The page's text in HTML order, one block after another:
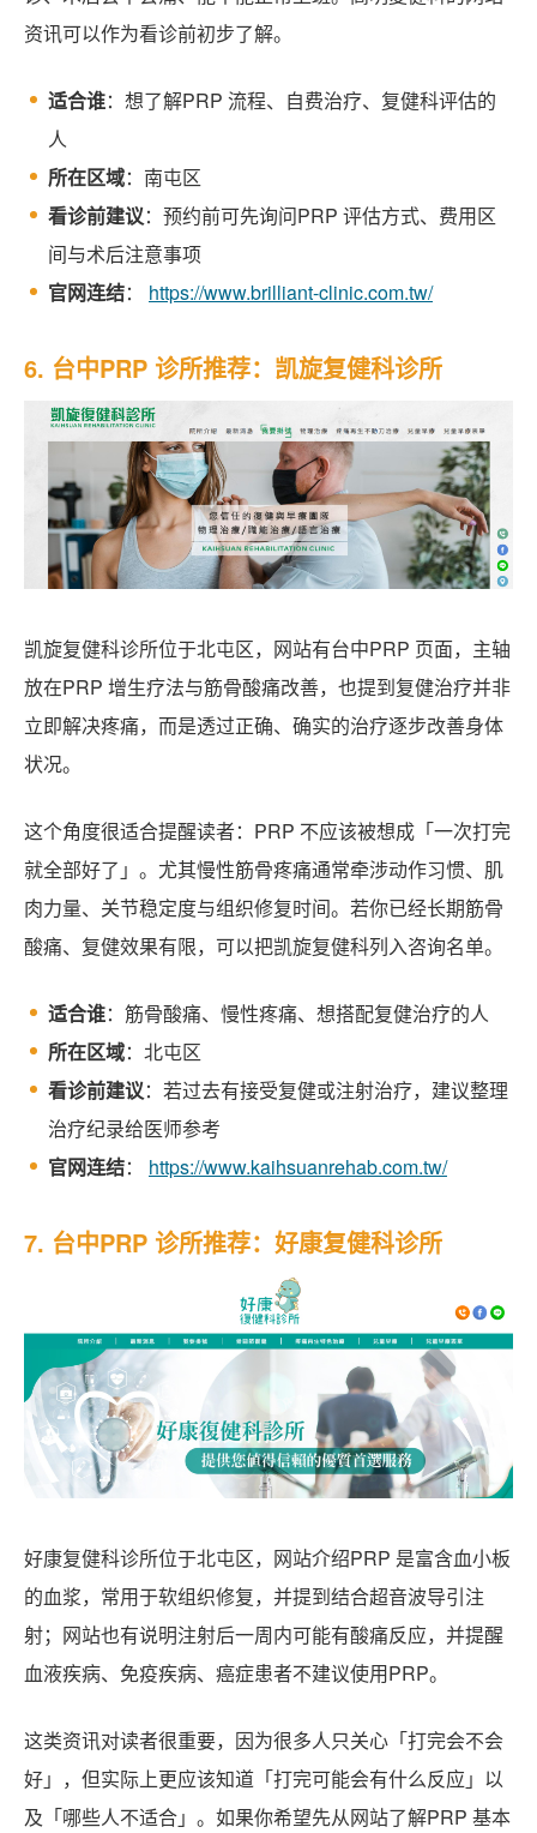
资讯可以作为看诊前初步了解。
适合谁：想了解PRP 流程、自费治疗、复健科评估的
人
所在区域：南屯区
看诊前建议：预约前可先询问PRP 评估方式、费用区
间与术后注意事项
官网连结： https://www.brilliant-clinic.com.tw/
6. 台中PRP 诊所推荐：凯旋复健科诊所
凯旋复健科诊所位于北屯区，网站有台中PRP 页面，主轴
放在PRP 增生疗法与筋骨酸痛改善，也提到复健治疗并非
立即解决疼痛，而是透过正确、确实的治疗逐步改善身体
状况。
这个角度很适合提醒读者：PRP 不应该被想成「一次打完
就全部好了」。尤其慢性筋骨疼痛通常牵涉动作习惯、肌
肉力量、关节稳定度与组织修复时间。若你已经长期筋骨
酸痛、复健效果有限，可以把凯旋复健科列入咨询名单。
适合谁：筋骨酸痛、慢性疼痛、想搭配复健治疗的人
所在区域：北屯区
看诊前建议：若过去有接受复健或注射治疗，建议整理
治疗纪录给医师参考
官网连结： https://www.kaihsuanrehab.com.tw/
7. 台中PRP 诊所推荐：好康复健科诊所
好康复健科诊所位于北屯区，网站介绍PRP 是富含血小板
的血浆，常用于软组织修复，并提到结合超音波导引注
射；网站也有说明注射后一周内可能有酸痛反应，并提醒
血液疾病、免疫疾病、癌症患者不建议使用PRP。
这类资讯对读者很重要，因为很多人只关心「打完会不会
好」，但实际上更应该知道「打完可能会有什么反应」以
及「哪些人不适合」。如果你希望先从网站了解PRP 基本